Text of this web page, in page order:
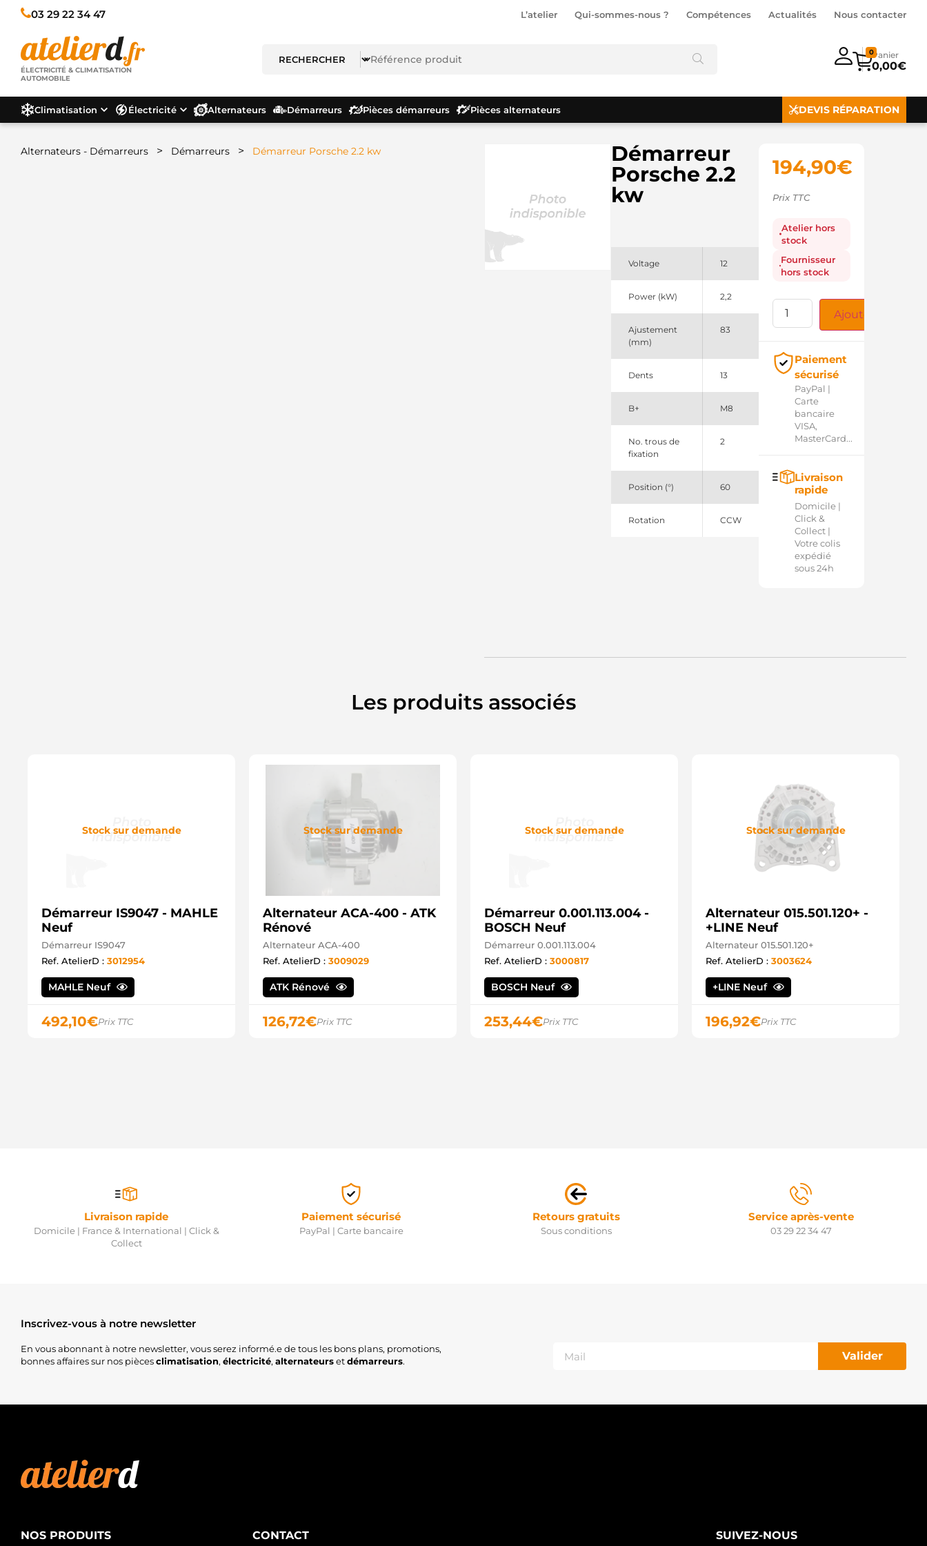
03 29 22 34 47 L’atelier Qui-sommes-nous ? Compétences Actualités Nous contacter
ÉLECTRICITÉ & CLIMATISATION
AUTOMOBILE
0,00€
0
Climatisation Électricité Alternateurs Démarreurs Pièces démarreurs Pièces alternateurs DEVIS RÉPARATION
Alternateurs - Démarreurs > Démarreurs > Démarreur Porsche 2.2 kw
Démarreur
Porsche 2.2
kw
Voltage 12
Power (kW) 2,2
Ajustement
(mm)
83
Dents 13
B+ M8
No. trous de
fixation
2
Position (°) 60
Rotation CCW
194,90€
Prix TTC
Atelier hors
stock
Fournisseur
hors stock
Ajouter au
Paiement
sécurisé
PayPal |
Carte
bancaire
VISA,
MasterCard...
Livraison
rapide
Domicile |
Click &
Collect |
Votre colis
expédié
sous 24h
Les produits associés
Stock sur demande
Démarreur IS9047 - MAHLE
Neuf
Démarreur IS9047
Ref. AtelierD : 3012954
MAHLE Neuf
492,10€Prix TTC
Stock sur demande
Alternateur ACA-400 - ATK
Rénové
Alternateur ACA-400
Ref. AtelierD : 3009029
ATK Rénové
126,72€Prix TTC
Stock sur demande
Démarreur 0.001.113.004 -
BOSCH Neuf
Démarreur 0.001.113.004
Ref. AtelierD : 3000817
BOSCH Neuf
253,44€Prix TTC
Stock sur demande
Alternateur 015.501.120+ -
+LINE Neuf
Alternateur 015.501.120+
Ref. AtelierD : 3003624
+LINE Neuf
196,92€Prix TTC
Livraison rapide
Domicile | France & International | Click &
Collect
Paiement sécurisé
PayPal | Carte bancaire
Retours gratuits
Sous conditions
Service après-vente
03 29 22 34 47
Inscrivez-vous à notre newsletter
En vous abonnant à notre newsletter, vous serez informé.e de tous les bons plans, promotions,
bonnes affaires sur nos piècesclimatisation, électricité, alternateursetdémarreurs. Valider
NOS PRODUITS CONTACT SUIVEZ-NOUS